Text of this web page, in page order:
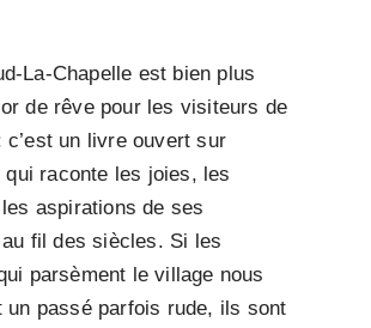
La-Chapelle est bien plus
de rêve pour les visiteurs de
c’est un livre ouvert sur
qui raconte les joies, les
aspirations de ses
fil des siècles. Si les
parsèment le village nous
un passé parfois rude, ils sont